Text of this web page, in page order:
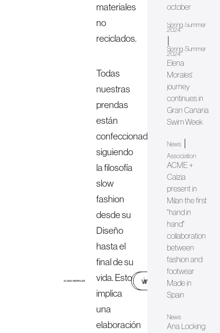
materiales
no
reciclados.
Todas
nuestras
prendas
están
confeccionadas
siguiendo
la filosofía
slow
fashion
desde su
Diseño
hasta el
final de su
vida. Esto
implica
una
elaboración
web
instagram
october
Spring-Summer
2024
Spring-Summer
2024
Elena
Morales'
journey
continues in
Gran Canaria
Swim Week
News
Association
ACME +
Calzia
present in
Milan the first
"hand in
hand"
collaboration
between
fashion and
footwear
Made in
Spain
News
Ana Locking